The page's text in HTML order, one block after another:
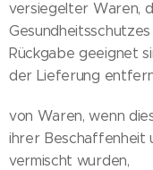
versiegelter Waren,
Rückgabe geeignet
der Lieferung
von Waren, wenn
ihrer Beschaffenheit
vermischt wurden,